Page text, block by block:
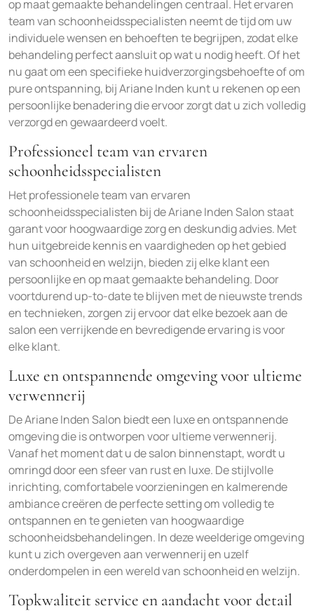
op maat gemaakte behandelingen centraal. Het ervaren
team van schoonheidsspecialisten neemt de tijd om uw
individuele wensen en behoeften te begrijpen, zodat elke
behandeling perfect aansluit op wat u nodig heeft. Of het
nu gaat om een specifieke huidverzorgingsbehoefte of om
pure ontspanning, bij Ariane Inden kunt u rekenen op een
persoonlijke benadering die ervoor zorgt dat u zich volledig
verzorgd en gewaardeerd voelt.
Professioneel team van ervaren
schoonheidsspecialisten
Het professionele team van ervaren
schoonheidsspecialisten bij de Ariane Inden Salon staat
garant voor hoogwaardige zorg en deskundig advies. Met
hun uitgebreide kennis en vaardigheden op het gebied
van schoonheid en welzijn, bieden zij elke klant een
persoonlijke en op maat gemaakte behandeling. Door
voortdurend up-to-date te blijven met de nieuwste trends
en technieken, zorgen zij ervoor dat elke bezoek aan de
salon een verrijkende en bevredigende ervaring is voor
elke klant.
Luxe en ontspannende omgeving voor ultieme
verwennerij
De Ariane Inden Salon biedt een luxe en ontspannende
omgeving die is ontworpen voor ultieme verwennerij.
Vanaf het moment dat u de salon binnenstapt, wordt u
omringd door een sfeer van rust en luxe. De stijlvolle
inrichting, comfortabele voorzieningen en kalmerende
ambiance creëren de perfecte setting om volledig te
ontspannen en te genieten van hoogwaardige
schoonheidsbehandelingen. In deze weelderige omgeving
kunt u zich overgeven aan verwennerij en uzelf
onderdompelen in een wereld van schoonheid en welzijn.
Topkwaliteit service en aandacht voor detail